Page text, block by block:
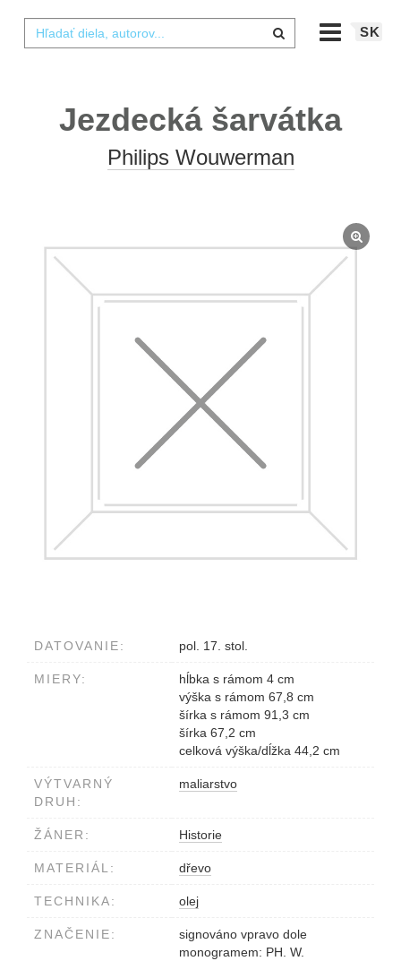
SK
Jezdecká šarvátka
Philips Wouwerman
DATOVANIE: pol. 17. stol.
MIERY:
hĺbka s rámom 4 cm
výška s rámom 67,8 cm
šírka s rámom 91,3 cm
šírka 67,2 cm
celková výška/dĺžka 44,2 cm
VÝTVARNÝ
DRUH:
maliarstvo
ŽÁNER: Historie
MATERIÁL: dřevo
TECHNIKA: olej
ZNAČENIE:
signováno vpravo dole
monogramem: PH. W.